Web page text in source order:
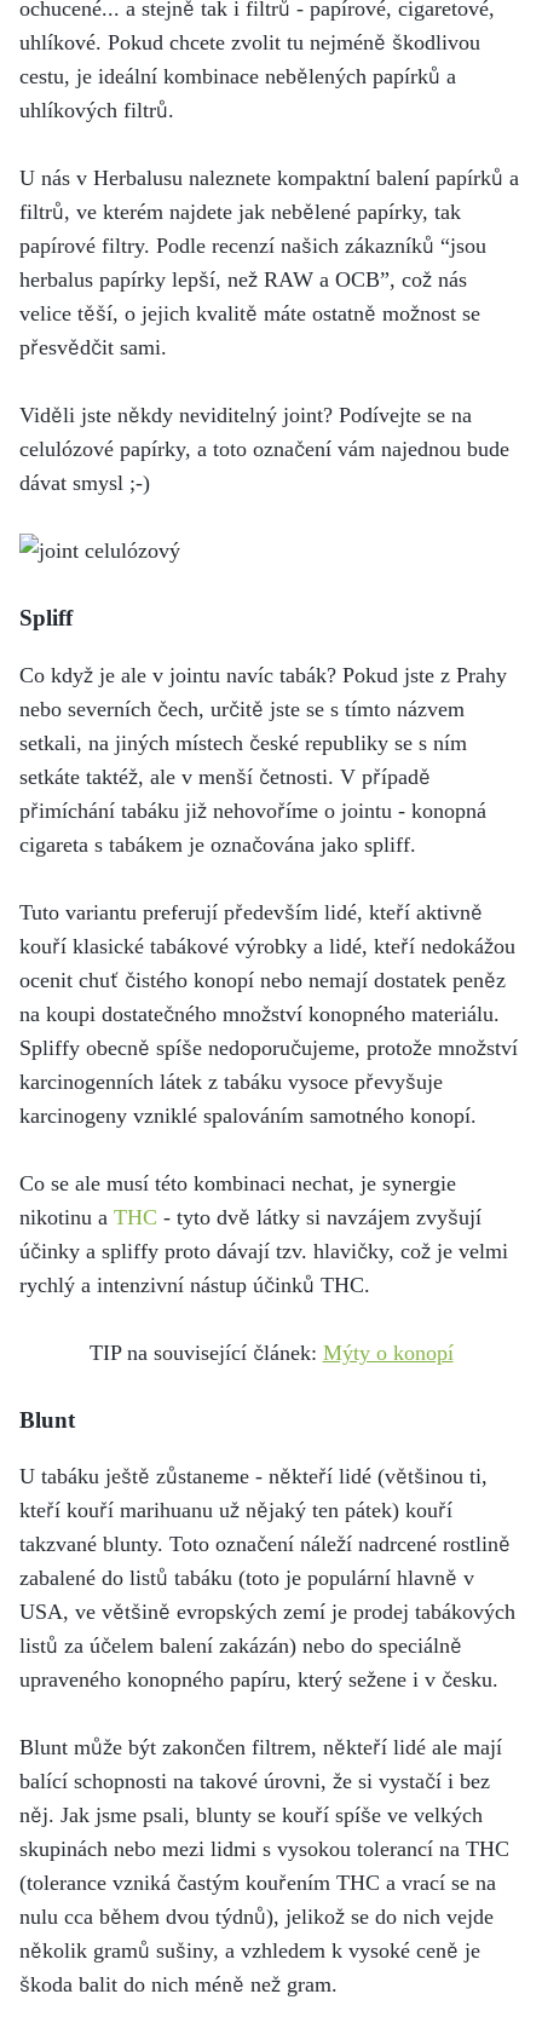
ochucené... a stejně tak i filtrů - papírové, cigaretové,
uhlíkové. Pokud chcete zvolit tu nejméně škodlivou
cestu, je ideální kombinace nebělených papírků a
uhlíkových filtrů.
U nás v Herbalusu naleznete kompaktní balení papírků a
filtrů, ve kterém najdete jak nebělené papírky, tak
papírové filtry. Podle recenzí našich zákazníků “jsou
herbalus papírky lepší, než RAW a OCB”, což nás
velice těší, o jejich kvalitě máte ostatně možnost se
přesvědčit sami.
Viděli jste někdy neviditelný joint? Podívejte se na
celulózové papírky, a toto označení vám najednou bude
dávat smysl ;-)
Spliff
Co když je ale v jointu navíc tabák? Pokud jste z Prahy
nebo severních čech, určitě jste se s tímto názvem
setkali, na jiných místech české republiky se s ním
setkáte taktéž, ale v menší četnosti. V případě
přimíchání tabáku již nehovoříme o jointu - konopná
cigareta s tabákem je označována jako spliff.
Tuto variantu preferují především lidé, kteří aktivně
kouří klasické tabákové výrobky a lidé, kteří nedokážou
ocenit chuť čistého konopí nebo nemají dostatek peněz
na koupi dostatečného množství konopného materiálu.
Spliffy obecně spíše nedoporučujeme, protože množství
karcinogenních látek z tabáku vysoce převyšuje
karcinogeny vzniklé spalováním samotného konopí.
Co se ale musí této kombinaci nechat, je synergie
nikotinu a THC - tyto dvě látky si navzájem zvyšují
účinky a spliffy proto dávají tzv. hlavičky, což je velmi
rychlý a intenzivní nástup účinků THC.
TIP na související článek: Mýty o konopí
Blunt
U tabáku ještě zůstaneme - někteří lidé (většinou ti,
kteří kouří marihuanu už nějaký ten pátek) kouří
takzvané blunty. Toto označení náleží nadrcené rostlině
zabalené do listů tabáku (toto je populární hlavně v
USA, ve většině evropských zemí je prodej tabákových
listů za účelem balení zakázán) nebo do speciálně
upraveného konopného papíru, který sežene i v česku.
Blunt může být zakončen filtrem, někteří lidé ale mají
balící schopnosti na takové úrovni, že si vystačí i bez
něj. Jak jsme psali, blunty se kouří spíše ve velkých
skupinách nebo mezi lidmi s vysokou tolerancí na THC
(tolerance vzniká častým kouřením THC a vrací se na
nulu cca během dvou týdnů), jelikož se do nich vejde
několik gramů sušiny, a vzhledem k vysoké ceně je
škoda balit do nich méně než gram.